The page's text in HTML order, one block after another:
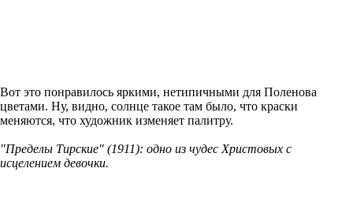
Вот это понравилось яркими, нетипичными для Поленова
цветами. Ну, видно, солнце такое там было, что краски
меняются, что художник изменяет палитру.
"Пределы Тирские" (1911): одно из чудес Христовых с
исцелением девочки.